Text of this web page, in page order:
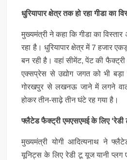
धुरियापार क्षेत्र तक हो रहा गीडा का
मुख्यमंत्री ने कहा कि गीडा का विस्तार
रहा है। धुरियापार क्षेत्र में 7 हजार
बन रही है। वहां सीमेंट, पेंट की
एक्सप्रेस से उद्योग जगत को भी बड़ा
गोरखपुर से लखनऊ जाने में लगने
होकर तीन-साढ़े तीन घंटे रह गया है।
फ्लैटेड फैक्ट्री एमएसएमई के लिए ‘रेडी
मुख्यमंत्री योगी आदित्यनाथ ने
यूनिट्स के लिए रेडी टू यूज यानी प्लग